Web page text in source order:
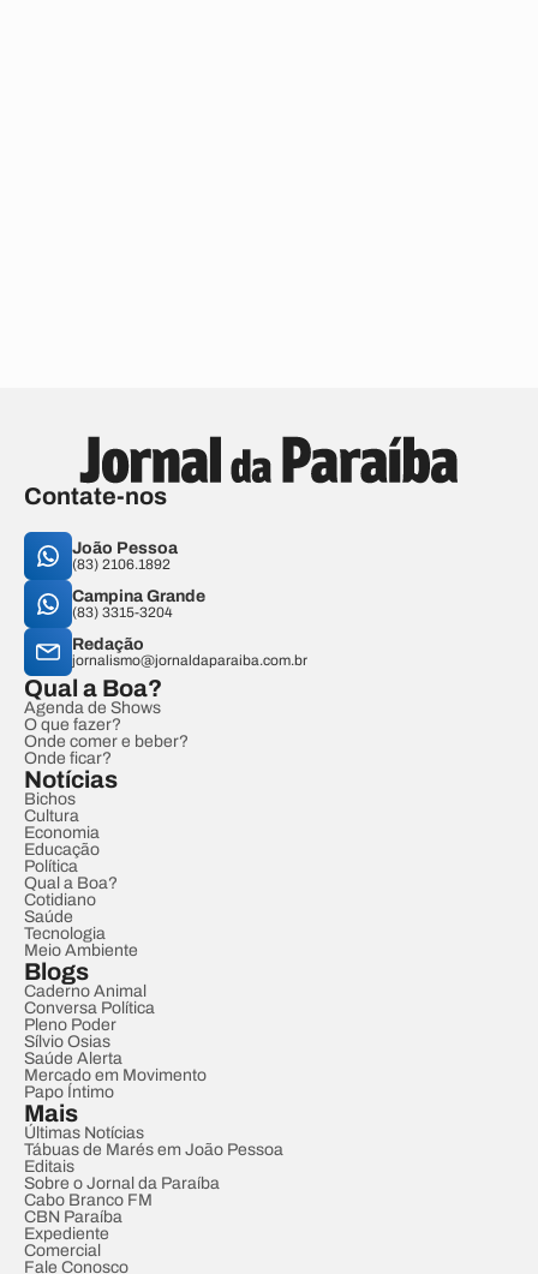
Contate-nos
João Pessoa
(83) 2106.1892
Campina Grande
(83) 3315-3204
Redação
jornalismo@jornaldaparaiba.com.br
Qual a Boa?
Agenda de Shows
O que fazer?
Onde comer e beber?
Onde ficar?
Notícias
Bichos
Cultura
Economia
Educação
Política
Qual a Boa?
Cotidiano
Saúde
Tecnologia
Meio Ambiente
Blogs
Caderno Animal
Conversa Política
Pleno Poder
Sílvio Osias
Saúde Alerta
Mercado em Movimento
Papo Íntimo
Mais
Últimas Notícias
Tábuas de Marés em João Pessoa
Editais
Sobre o Jornal da Paraíba
Cabo Branco FM
CBN Paraíba
Expediente
Comercial
Fale Conosco